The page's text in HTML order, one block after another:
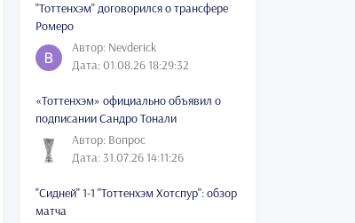
"Тоттенхэм" договорился о трансфере
Ромеро
Автор: Nevderick
Дата: 01.08.26 18:29:32
«Тоттенхэм» официально объявил о
подписании Сандро Тонали
Автор: Вопрос
Дата: 31.07.26 14:11:26
"Сидней" 1-1 "Тоттенхэм Хотспур": обзор
матча